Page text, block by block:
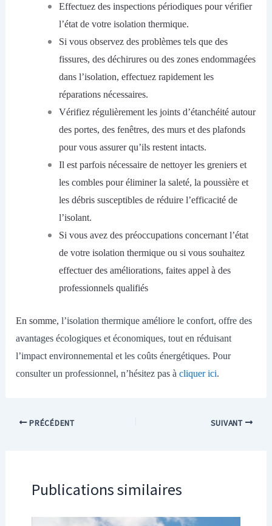
Effectuez des inspections périodiques pour vérifier
l’état de votre isolation thermique.
Si vous observez des problèmes tels que des
fissures, des déchirures ou des zones endommagées
dans l’isolation, effectuez rapidement les
réparations nécessaires.
Vérifiez régulièrement les joints d’étanchéité autour
des portes, des fenêtres, des murs et des plafonds
pour vous assurer qu’ils restent intacts.
Il est parfois nécessaire de nettoyer les greniers et
les combles pour éliminer la saleté, la poussière et
les débris susceptibles de réduire l’efficacité de
l’isolant.
Si vous avez des préoccupations concernant l’état
de votre isolation thermique ou si vous souhaitez
effectuer des améliorations, faites appel à des
professionnels qualifiés
En somme,l’isolation thermique améliore le confort, offre des
avantages écologiques et économiques, tout en réduisant
l’impact environnemental et les coûts énergétiques. Pour
consulter un professionnel, n’hésitez pas àcliquer ici.
PRÉCÉDENT SUIVANT
Publications similaires